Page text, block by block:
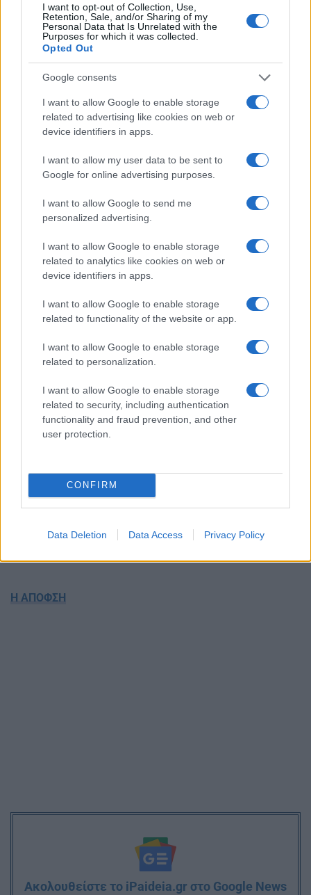
I want to opt-out of Collection, Use,
Retention, Sale, and/or Sharing of my
Personal Data that Is Unrelated with the
Purposes for which it was collected.
Opted Out
Google consents
I want to allow Google to enable storage
related to advertising like cookies on web or
device identifiers in apps.
I want to allow my user data to be sent to
Google for online advertising purposes.
I want to allow Google to send me
personalized advertising.
I want to allow Google to enable storage
related to analytics like cookies on web or
device identifiers in apps.
I want to allow Google to enable storage
related to functionality of the website or app.
I want to allow Google to enable storage
related to personalization.
I want to allow Google to enable storage
related to security, including authentication
functionality and fraud prevention, and other
user protection.
CONFIRM
Data Deletion Data Access Privacy Policy
πραγματοποιηθεί σύμφωνα με τις διατάξεις των άρθρων
38 έως 42 του νόμου 4765/2021.
κατανομή των θέσεων και τις ειδικότητες που
Υπουργείου Εσωτερικών, η οποία περιλαμβάνει όλες τις
απαραίτητες λεπτομέρειες για την υλοποίηση των
Η ΑΠΟΦΣΗ
Ακολουθείστε το iPaideia.gr στο Google News